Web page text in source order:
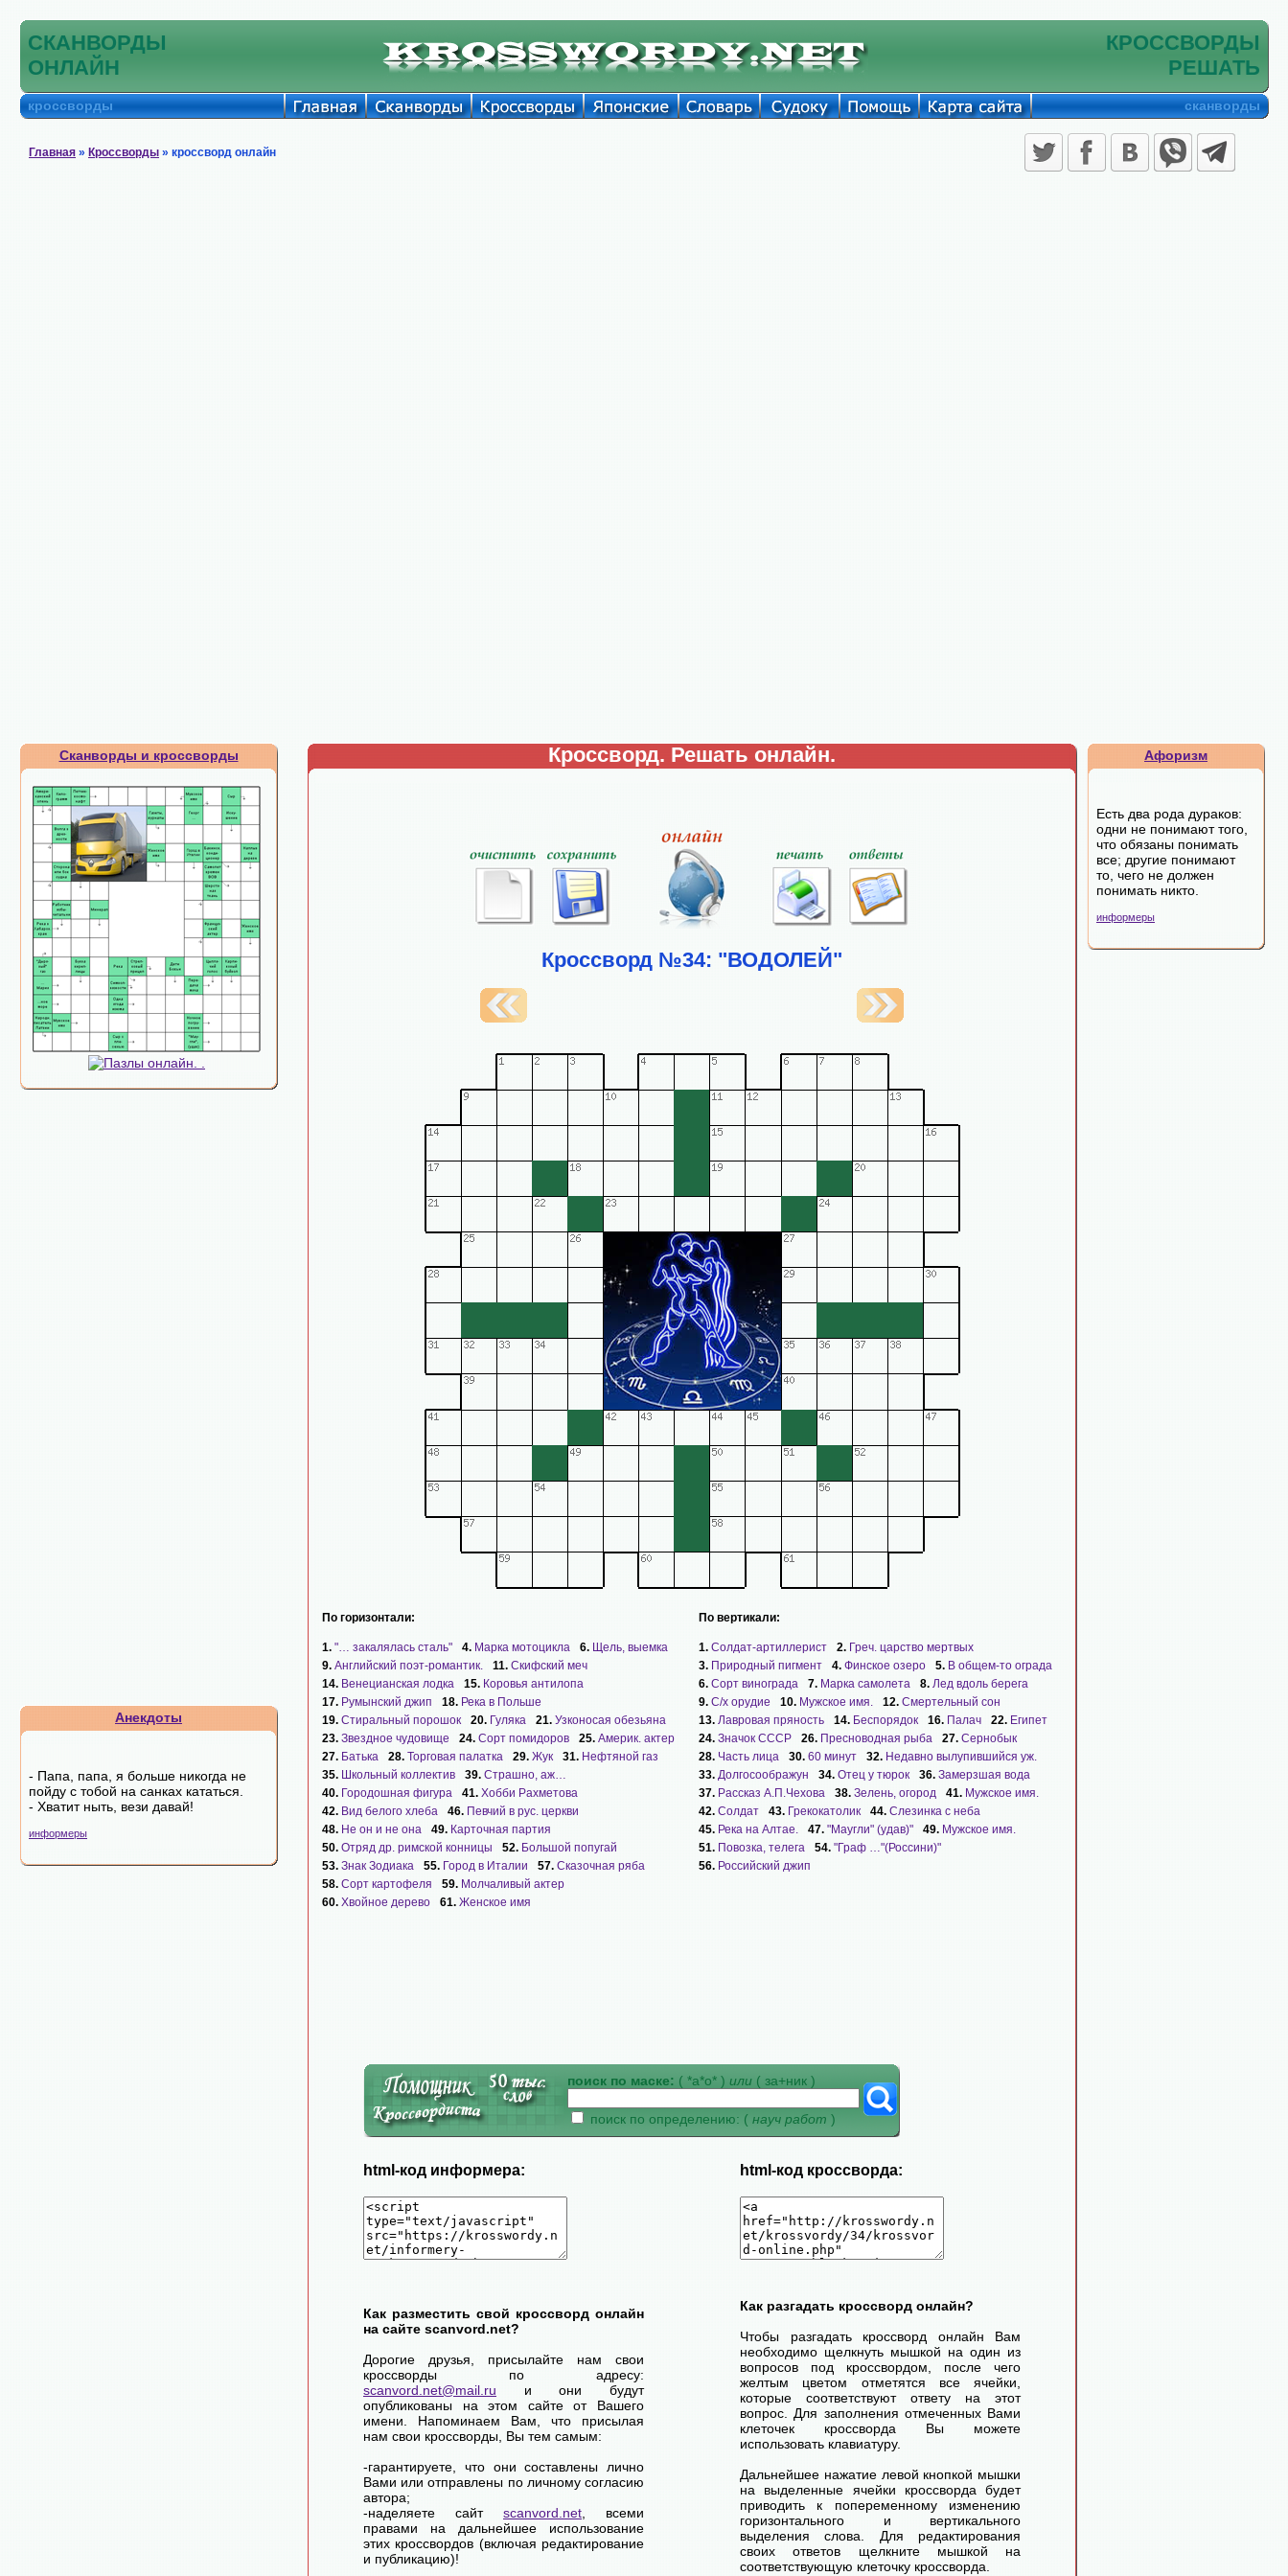
СКАНВОРДЫ
ОНЛАЙН
КРОССВОРДЫ
РЕШАТЬ
кроссворды сканворды
Главная » Кроссворды » кроссворд онлайн
Сканворды и кроссворды
Анекдоты
- Папа, папа, я больше никогда не
пойду с тобой на санках кататься.
- Хватит ныть, вези давай!
информеры
Кроссворд. Решать онлайн.
Кроссворд №34: "ВОДОЛЕЙ"
По горизонтали:
1. "… закалялась сталь" 4. Марка мотоцикла 6. Щель, выемка
9. Английский поэт-романтик. 11. Скифский меч
14. Венецианская лодка 15. Коровья антилопа
17. Румынский джип 18. Река в Польше
19. Стиральный порошок 20. Гуляка 21. Узконосая обезьяна
23. Звездное чудовище 24. Сорт помидоров 25. Америк. актер
27. Батька 28. Торговая палатка 29. Жук 31. Нефтяной газ
35. Школьный коллектив 39. Страшно, аж…
40. Городошная фигура 41. Хобби Рахметова
42. Вид белого хлеба 46. Певчий в рус. церкви
48. Не он и не она 49. Карточная партия
50. Отряд др. римской конницы 52. Большой попугай
53. Знак Зодиака 55. Город в Италии 57. Сказочная ряба
58. Сорт картофеля 59. Молчаливый актер
60. Хвойное дерево 61. Женское имя
По вертикали:
1. Солдат-артиллерист 2. Греч. царство мертвых
3. Природный пигмент 4. Финское озеро 5. В общем-то ограда
6. Сорт винограда 7. Марка самолета 8. Лед вдоль берега
9. С/х орудие 10. Мужское имя. 12. Смертельный сон
13. Лавровая пряность 14. Беспорядок 16. Палач 22. Египет
24. Значок СССР 26. Пресноводная рыба 27. Сернобык
28. Часть лица 30. 60 минут 32. Недавно вылупившийся уж.
33. Долгосоображун 34. Отец у тюрок 36. Замерзшая вода
37. Рассказ А.П.Чехова 38. Зелень, огород 41. Мужское имя.
42. Солдат 43. Грекокатолик 44. Слезинка с неба
45. Река на Алтае. 47. "Маугли" (удав)" 49. Мужское имя.
51. Повозка, телега 54. "Граф …"(Россини)"
56. Российский джип
поиск по маске: ( *а*о* ) или ( за+ник )
поиск по определению: ( науч работ )
html-код информера: html-код кроссворда:
Как разместить свой кроссворд онлайн
на сайте scanvord.net?
Дорогие друзья, присылайте нам свои
кроссворды по адресу:
scanvord.net@mail.ru и они будут
опубликованы на этом сайте от Вашего
имени. Напоминаем Вам, что присылая
нам свои кроссворды, Вы тем самым:
-гарантируете, что они составлены лично
Вами или отправлены по личному согласию
автора;
-наделяете сайт scanvord.net , всеми
правами на дальнейшее использование
этих кроссвордов (включая редактирование
и публикацию)!
Как разгадать кроссворд онлайн?
Чтобы разгадать кроссворд онлайн Вам
необходимо щелкнуть мышкой на один из
вопросов под кроссвордом, после чего
желтым цветом отметятся все ячейки,
которые соответствуют ответу на этот
вопрос. Для заполнения отмеченных Вами
клеточек кроссворда Вы можете
использовать клавиатуру.
Дальнейшее нажатие левой кнопкой мышки
на выделенные ячейки кроссворда будет
приводить к попеременному изменению
горизонтального и вертикального
выделения слова. Для редактирования
своих ответов щелкните мышкой на
соответствующую клеточку кроссворда.
Афоризм
Есть два рода дураков:
одни не понимают того,
что обязаны понимать
все; другие понимают
то, чего не должен
понимать никто.
информеры